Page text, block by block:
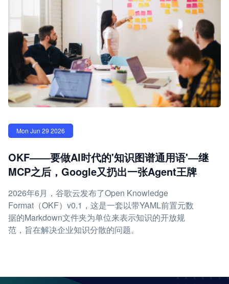
Mon Jun 29 2026
OKF——要做AI时代的'知识图谱通用语'—继
MCP之后，Google又扔出一张Agent王牌
2026年6月，谷歌云发布了Open Knowledge
Format（OKF）v0.1，这是一套以带YAML前置元数
据的Markdown文件夹为单位来表示知识的开放规
范，旨在解决企业知识分散的问题。